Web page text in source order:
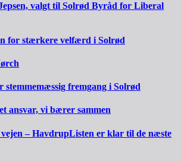
valgt til Solrød Byråd for Liberal
for stærkere velfærd i Solrød
stemmemæssig fremgang i Solrød
ansvar, vi bærer sammen
vejen – HavdrupListen er klar til de næste